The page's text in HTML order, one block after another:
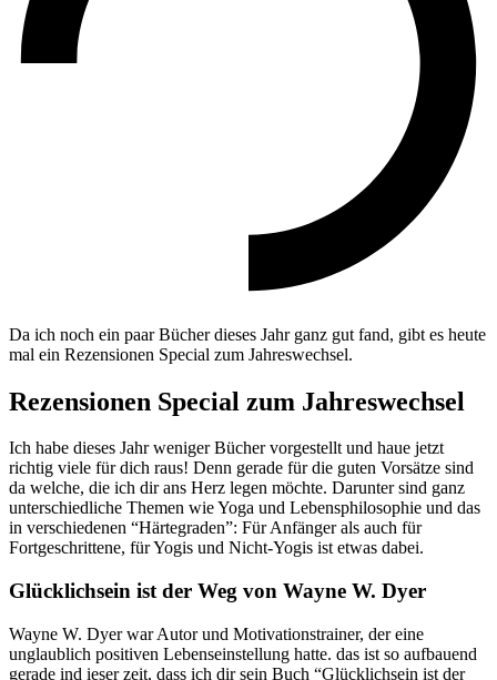
Da ich noch ein paar Bücher dieses Jahr ganz gut fand, gibt es heute
mal ein Rezensionen Special zum Jahreswechsel.
Rezensionen Special zum Jahreswechsel
Ich habe dieses Jahr weniger Bücher vorgestellt und haue jetzt
richtig viele für dich raus! Denn gerade für die guten Vorsätze sind
da welche, die ich dir ans Herz legen möchte. Darunter sind ganz
unterschiedliche Themen wie Yoga und Lebensphilosophie und das
in verschiedenen “Härtegraden”: Für Anfänger als auch für
Fortgeschrittene, für Yogis und Nicht-Yogis ist etwas dabei.
Glücklichsein ist der Weg von Wayne W. Dyer
Wayne W. Dyer war Autor und Motivationstrainer, der eine
unglaublich positiven Lebenseinstellung hatte. das ist so aufbauend
gerade ind ieser zeit, dass ich dir sein Buch “Glücklichsein ist der